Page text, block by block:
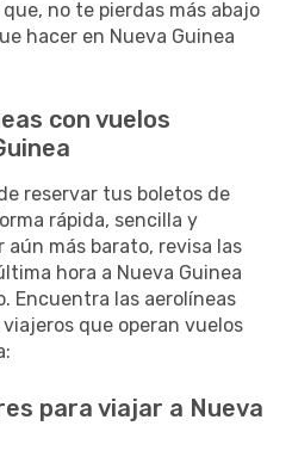
no te pierdas más abajo
hacer en Nueva Guinea
con vuelos
reservar tus boletos de
rápida, sencilla y
aún más barato, revisa las
hora a Nueva Guinea
Encuentra las aerolíneas
que operan vuelos
para viajar a Nueva